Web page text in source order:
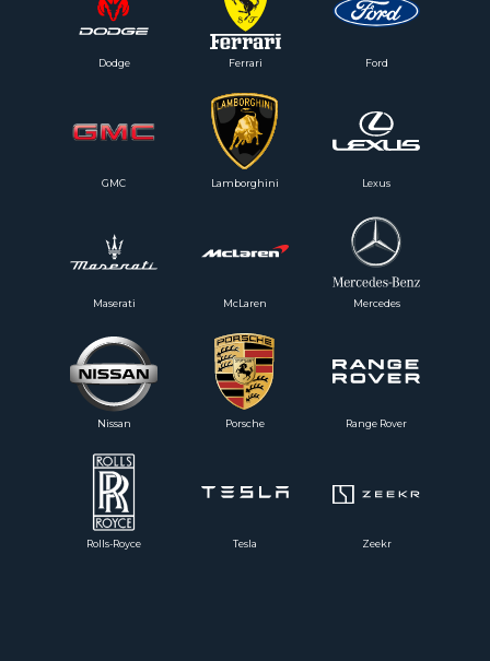
Ferrari
Lamborghini Lexus
Maserati McLaren Mercedes
Rolls-Royce
Nissan
Tesla
Range Rover
Porsche
Ford
Dodge
GMC
Zeekr